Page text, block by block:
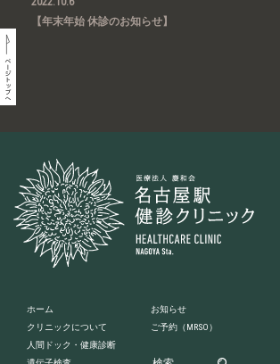
【年末年始 休診のお知らせ】
ホーム
クリニックについて
人間ドック・健康診断
お知らせ
ご予約 （MRSO）